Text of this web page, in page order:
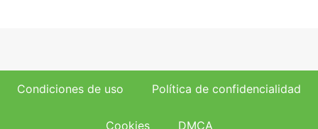
Condiciones de uso Política de confidencialidad
Cookies DMCA